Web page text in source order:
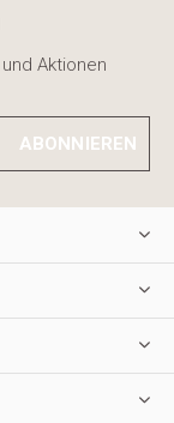
Aktionen
ABONNIEREN